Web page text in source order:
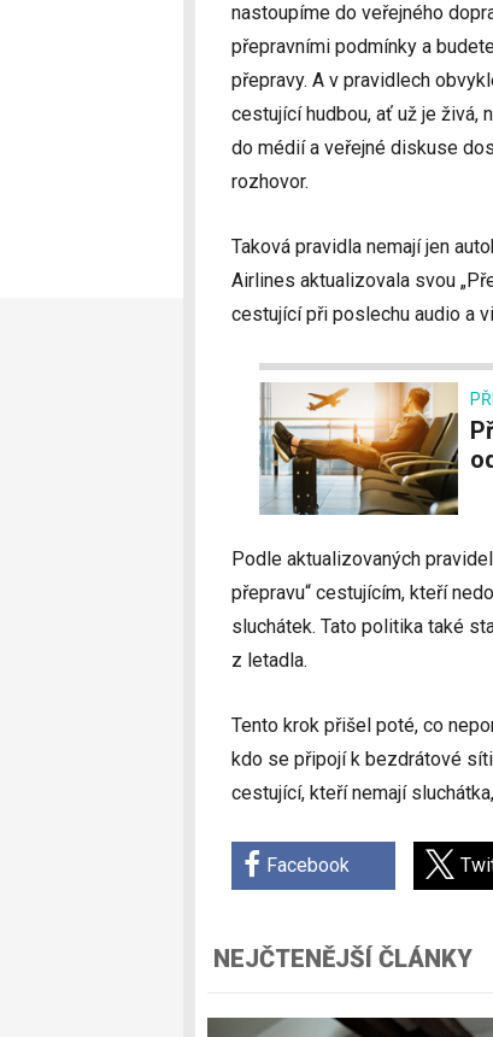
nastoupíme do veřejného
přepravními podmínky a
přepravy. A v pravidlech
cestující hudbou, ať už je živá,
do médií a veřejné diskuse
rozhovor.
Taková pravidla nemají jen
Airlines aktualizovala svou
cestující při poslechu audio a
Přehledně: do jakých nových destinací letos
Podle aktualizovaných pravidel
přepravu“ cestujícím, kteří
sluchátek. Tato politika také
z letadla.
Tento krok přišel poté, co
kdo se připojí k bezdrátové
cestující, kteří nemají
Facebook
NEJČTENĚJŠÍ ČLÁNKY